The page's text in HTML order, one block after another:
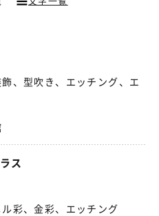
、型吹き、エッチング、エ
ス
彩、金彩、エッチング